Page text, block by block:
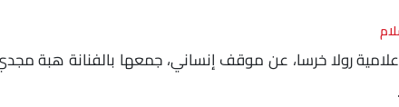
رولا خرسا، عن موقف إنساني، جمعها بالفنانة هبة